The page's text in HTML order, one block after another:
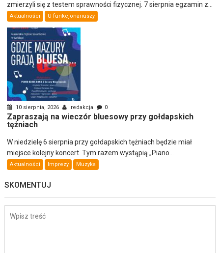
zmierzyli się z testem sprawności fizycznej. 7 sierpnia egzamin z...
Aktualności U funkcjonariuszy
10 sierpnia, 2026 redakcja 0
Zapraszają na wieczór bluesowy przy gołdapskich
tężniach
W niedzielę 6 sierpnia przy gołdapskich tężniach będzie miał
miejsce kolejny koncert. Tym razem wystąpią „Piano...
Aktualności Imprezy Muzyka
SKOMENTUJ